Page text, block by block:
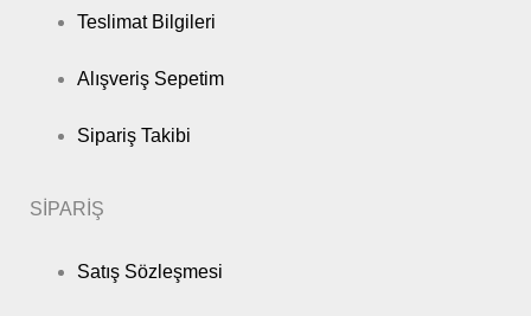
Teslimat Bilgileri
Alışveriş Sepetim
Sipariş Takibi
SİPARİŞ
Satış Sözleşmesi